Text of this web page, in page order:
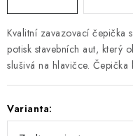
Kvalitní zavazovací čepička
potisk stavebních aut, který
slušivá na hlavičce. Čepička
Varianta: